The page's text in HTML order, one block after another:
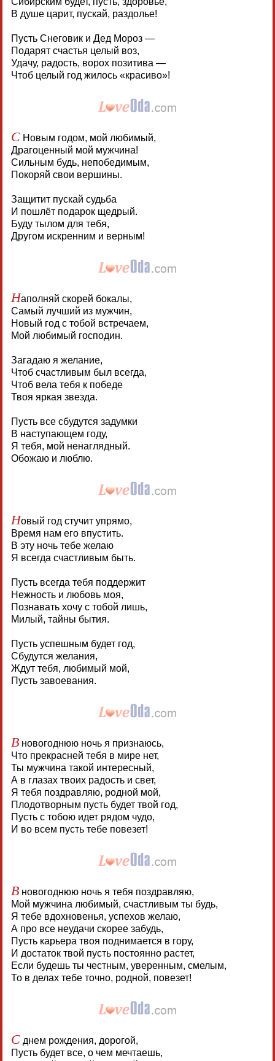
В душе царит, пускай, раздолье!
Пусть Снеговик и Дед Мороз —
Подарят счастья целый воз,
Удачу, радость, ворох позитива —
Чтоб целый год жилось «красиво»!
СНовым годом, мой любимый,
Драгоценный мой мужчина!
Сильным будь, непобедимым,
Покоряй свои вершины.
Защитит пускай судьба
И пошлёт подарок щедрый.
Буду тылом для тебя,
Другом искренним и верным!
Наполняй скорей бокалы,
Самый лучший из мужчин,
Новый год с тобой встречаем,
Мой любимый господин.
Загадаю я желание,
Чтоб счастливым был всегда,
Чтоб вела тебя к победе
Твоя яркая звезда.
Пусть все сбудутся задумки
В наступающем году,
Я тебя, мой ненаглядный.
Обожаю и люблю.
Новый год стучит упрямо,
Время нам его впустить.
В эту ночь тебе желаю
Я всегда счастливым быть.
Пусть всегда тебя поддержит
Нежность и любовь моя,
Познавать хочу с тобой лишь,
Милый, тайны бытия.
Пусть успешным будет год,
Сбудутся желания,
Ждут тебя, любимый мой,
Пусть завоевания.
Вновогоднюю ночь я признаюсь,
Что прекрасней тебя в мире нет,
Ты мужчина такой интересный,
А в глазах твоих радость и свет,
Я тебя поздравляю, родной мой,
Плодотворным пусть будет твой год,
Пусть с тобою идет рядом чудо,
И во всем пусть тебе повезет!
Вновогоднюю ночь я тебя поздравляю,
Мой мужчина любимый, счастливым ты будь,
Я тебе вдохновенья, успехов желаю,
А про все неудачи скорее забудь,
Пусть карьера твоя поднимается в гору,
И достаток твой пусть постоянно растет,
Если будешь ты честным, уверенным, смелым,
То в делах тебе точно, родной, повезет!
Сднем рождения, дорогой,
Пусть будет все, о чем мечтаешь,